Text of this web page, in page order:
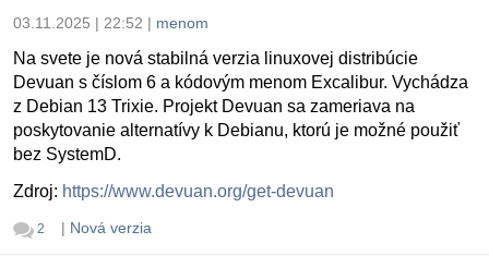
03.11.2025 | 22:52 | menom
Na svete je nová stabilná verzia linuxovej distribúcie
Devuan s číslom 6 a kódovým menom Excalibur. Vychádza
z Debian 13 Trixie. Projekt Devuan sa zameriava na
poskytovanie alternatívy k Debianu, ktorú je možné použiť
bez SystemD.
Zdroj: https://www.devuan.org/get-devuan
2 | Nová verzia